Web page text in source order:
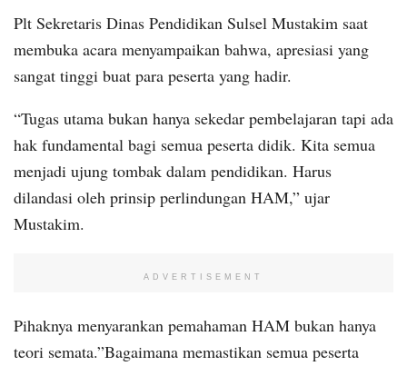
Plt Sekretaris Dinas Pendidikan Sulsel Mustakim saat
membuka acara menyampaikan bahwa, apresiasi yang
sangat tinggi buat para peserta yang hadir.
“Tugas utama bukan hanya sekedar pembelajaran tapi ada
hak fundamental bagi semua peserta didik. Kita semua
menjadi ujung tombak dalam pendidikan. Harus
dilandasi oleh prinsip perlindungan HAM,” ujar
Mustakim.
ADVERTISEMENT
Pihaknya menyarankan pemahaman HAM bukan hanya
teori semata.”Bagaimana memastikan semua peserta